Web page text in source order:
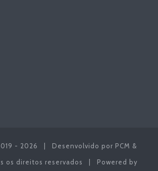
- 2026 | Desenvolvido por PCM &
os direitos reservados | Powered by